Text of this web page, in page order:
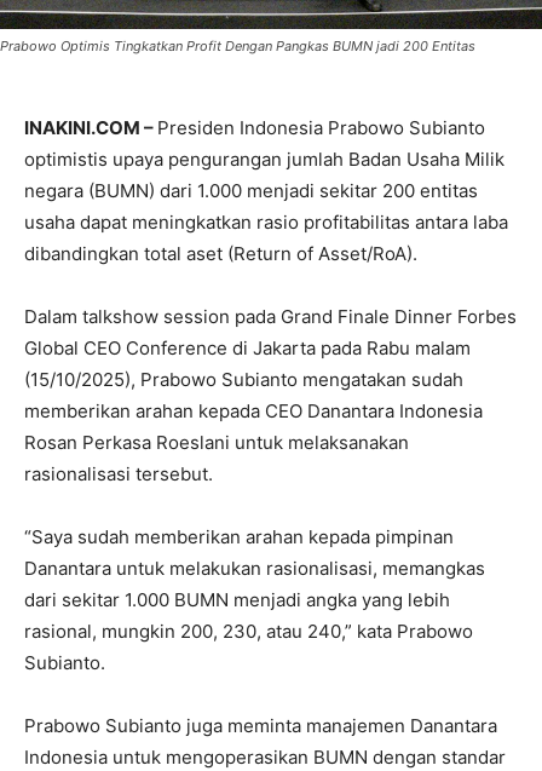
Prabowo Optimis Tingkatkan Profit Dengan Pangkas BUMN jadi 200 Entitas
INAKINI.COM – Presiden Indonesia Prabowo Subianto
optimistis upaya pengurangan jumlah Badan Usaha Milik
negara (BUMN) dari 1.000 menjadi sekitar 200 entitas
usaha dapat meningkatkan rasio profitabilitas antara laba
dibandingkan total aset (Return of Asset/RoA).
Dalam talkshow session pada Grand Finale Dinner Forbes
Global CEO Conference di Jakarta pada Rabu malam
(15/10/2025), Prabowo Subianto mengatakan sudah
memberikan arahan kepada CEO Danantara Indonesia
Rosan Perkasa Roeslani untuk melaksanakan
rasionalisasi tersebut.
“Saya sudah memberikan arahan kepada pimpinan
Danantara untuk melakukan rasionalisasi, memangkas
dari sekitar 1.000 BUMN menjadi angka yang lebih
rasional, mungkin 200, 230, atau 240,” kata Prabowo
Subianto.
Prabowo Subianto juga meminta manajemen Danantara
Indonesia untuk mengoperasikan BUMN dengan standar